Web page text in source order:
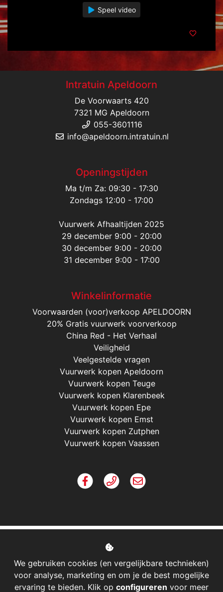
Speel video
We gebruiken cookies (en vergelijkbare technieken)
voor analyse, marketing en om je de best mogelijke
ervaring te bieden. Klik op configureren voor meer
Intratuin Apeldoorn
De Voorwaarts 420
7321 MG Apeldoorn
055-3601116
info@apeldoorn.intratuin.nl
Openingstijden
Ma t/m Za: 09:30 - 17:30
Zondags 12:00 - 17:00
Vuurwerk Afhaaltijden 2025
29 december 9:00 - 20:00
30 december 9:00 - 20:00
31 december 9:00 - 17:00
Winkelinformatie
Voorwaarden (voor)verkoop APELDOORN
20% Gratis vuurwerk voorverkoop
China Red - Het Verhaal
Veiligheid
Veelgestelde vragen
Vuurwerk kopen Apeldoorn
Vuurwerk kopen Teuge
Vuurwerk kopen Klarenbeek
Vuurwerk kopen Epe
Vuurwerk kopen Emst
Vuurwerk kopen Zutphen
Vuurwerk kopen Vaassen